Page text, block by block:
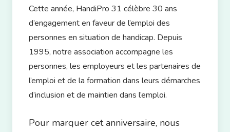
Cette année, HandiPro 31 célèbre 30 ans
d’engagement en faveur de l’emploi des
personnes en situation de handicap. Depuis
1995, notre association accompagne les
personnes, les employeurs et les partenaires de
l’emploi et de la formation dans leurs démarches
d’inclusion et de maintien dans l’emploi.
Pour marquer cet anniversaire, nous